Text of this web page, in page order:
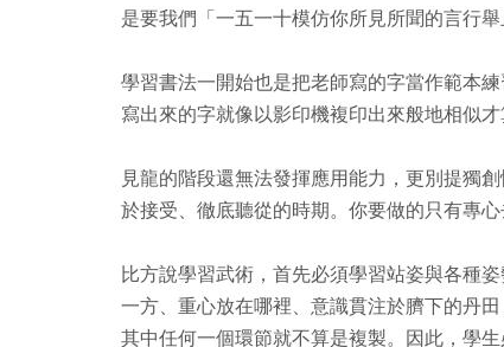
是要我們「一五一十模仿你所見所聞的言行舉
學習書法一開始也是把老師寫的字當作範本
寫出來的字就像以影印機複印出來般地相似才
見龍的階段還無法發揮應用能力，更別提獨
於接受、徹底聽從的時期。你要做的只有專
比方說學習武術，首先必須學習站姿與各種
一方、重心放在哪裡、意識貫注於臍下的丹
其中任何一個環節就不算是複製。因此，學